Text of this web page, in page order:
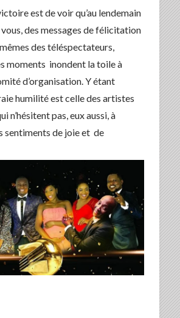
est de voir qu’au lendemain
des messages de félicitation
des téléspectateurs,
moments inondent la toile à
d’organisation. Y étant
humilité est celle des artistes
n’hésitent pas, eux aussi, à
sentiments de joie et de